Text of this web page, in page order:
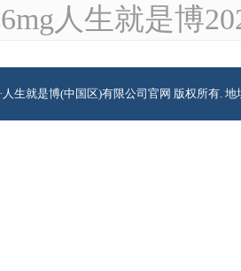
人生就是博
人生就是博(中国区)有限公司官网 版权所有.